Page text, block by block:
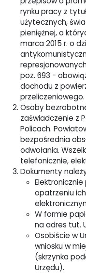
rynku pracy z
użytecznych,
pieniężnej, o
marca 2015 r. o
poz. 693 -
dochodu z
przeliczeniowego.
Osoby
zaświadczenie z
Policach.
bezpośrednia
odwołania.
telefonicznie,
Dokumenty
opatrzeniu
W formie
na adres tut.
Osobiście w
wniosku w
(skrzynka
Urzędu).